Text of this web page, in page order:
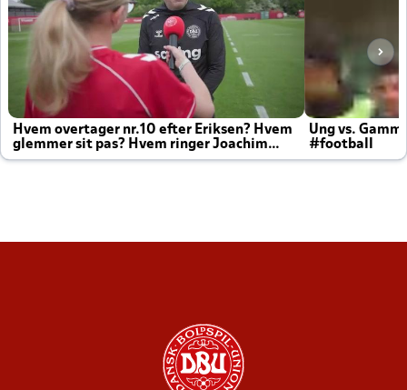
Hvem overtager nr.10 efter Eriksen? Hvem
glemmer sit pas? Hvem ringer Joachim
altid til efter kampe?
Ung vs.
#football